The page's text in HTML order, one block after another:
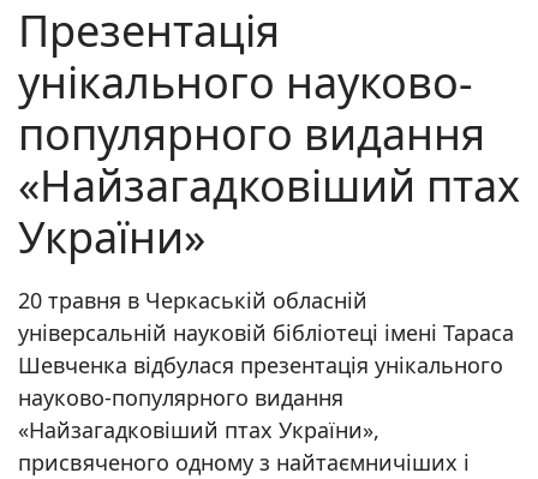
Презентація
унікального науково-
популярного видання
«Найзагадковіший птах
України»
20 травня в Черкаській обласній
універсальній науковій бібліотеці імені Тараса
Шевченка відбулася презентація унікального
науково-популярного видання
«Найзагадковіший птах України»,
присвяченого одному з найтаємничіших і